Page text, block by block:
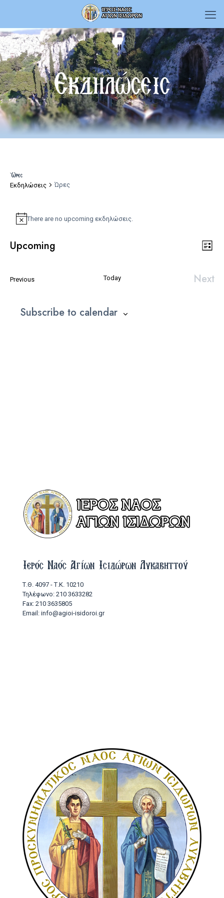
Εκδηλώσεις
Ώρες
Εκδηλώσεις Ώρες
Εκδηλώσεις
Notice
There are no upcoming εκδηλώσεις.
List
Upcoming
PreviousΕκδηλώσεις Today Next
Subscribe to calendar
Ιερός Ναός Αγίων Ισιδώρων Λυκαβηττού
Τ.Θ. 4097 - Τ.Κ. 10210
Τηλέφωνο: 210 3633282
Fax: 210 3635805
Email: info@agioi-isidoroi.gr